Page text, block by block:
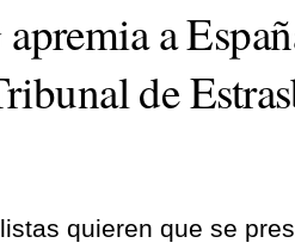
a
de
quieren que se